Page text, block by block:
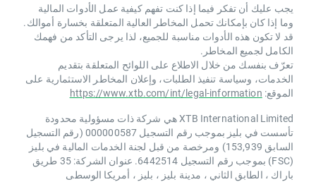
يجب عليك أن تفكر فيما إذا كنت تفهم كيفية عمل الأدوات المالية
وما إذا كان بإمكانك تحمل المخاطر العالية المتعلقة بخسارة أموالك.
قد لا تكون هذه الأدوات مناسبة للجميع، لذا يرجى التأكد من فهمك
الكامل لجميع المخاطر.
تعرّف بنفسك من خلال الاطلاع على اللوائح المتعلقة بتقديم
الخدمات، وسياسة تنفيذ الطلبات، وإعلان المخاطر الاستثمارية على
الموقع: https://www.xtb.com/int/legal-information
XTB International Limited هي شركة ذات مسؤولية محدودة
تأسست في بليز بموجب رقم التسجيل 000000587 (رقم التسجيل
السابق 153,939) ومرخصة من قبل لجنة الخدمات المالية في بليز
(FSC) بموجب رقم التسجيل 6442514. عنوان الشركة: 35 طريق
باراك ، الطابق الثاني ، مدينة بليز ، بليز ، أمريكا الوسطى